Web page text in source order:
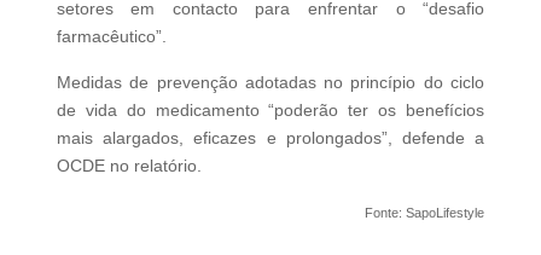
setores em contacto para enfrentar o “desafio
farmacêutico”.
Medidas de prevenção adotadas no princípio do ciclo
de vida do medicamento “poderão ter os benefícios
mais alargados, eficazes e prolongados”, defende a
OCDE no relatório.
Fonte: SapoLifestyle